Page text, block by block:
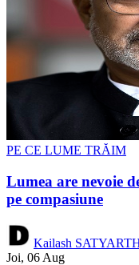
PE CE LUME TRĂIM
Lumea are nevoie
pe compasiune
Kailash
Joi, 06 Aug